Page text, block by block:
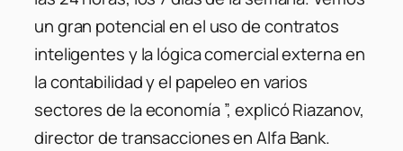
un gran potencial en el uso de contratos
inteligentes y la lógica comercial externa en
la contabilidad y el papeleo en varios
sectores de la economía ”, explicó Riazanov,
director de transacciones en Alfa Bank.